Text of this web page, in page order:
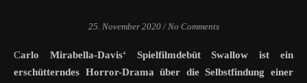
25. November 2020 / No Comments
Carlo Mirabella-Davis‘ Spielfilmdebüt Swallow ist ein
erschütterndes Horror-Drama über die Selbstfindung einer